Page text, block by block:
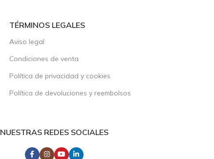
TÉRMINOS LEGALES
Aviso legal
Condiciones de venta
Política de privacidad y cookies
Política de devoluciones y reembolsos
NUESTRAS REDES SOCIALES